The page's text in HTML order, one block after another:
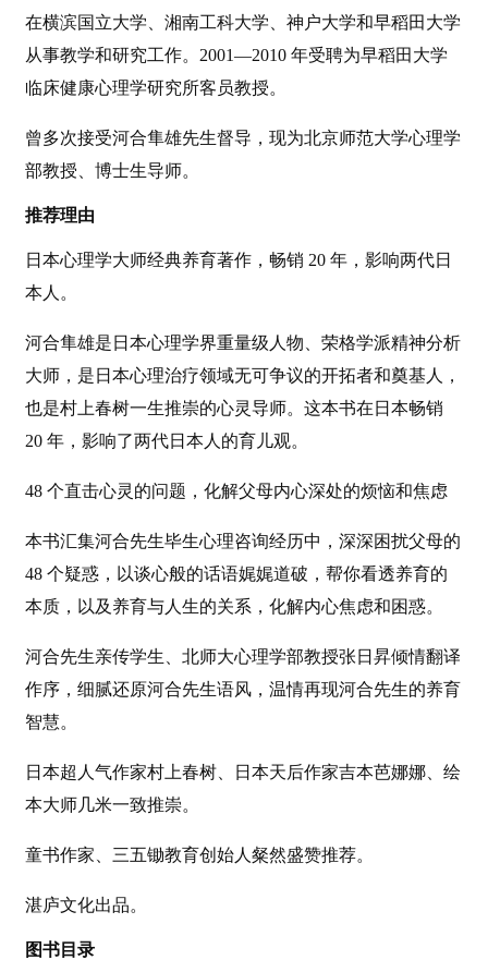
在横滨国立大学、湘南工科大学、神户大学和早稻田大学
从事教学和研究工作。2001—2010 年受聘为早稻田大学
临床健康心理学研究所客员教授。
曾多次接受河合隼雄先生督导，现为北京师范大学心理学
部教授、博士生导师。
推荐理由
日本心理学大师经典养育著作，畅销 20 年，影响两代日
本人。
河合隼雄是日本心理学界重量级人物、荣格学派精神分析
大师，是日本心理治疗领域无可争议的开拓者和奠基人，
也是村上春树一生推崇的心灵导师。这本书在日本畅销
20 年，影响了两代日本人的育儿观。
48 个直击心灵的问题，化解父母内心深处的烦恼和焦虑
本书汇集河合先生毕生心理咨询经历中，深深困扰父母的
48 个疑惑，以谈心般的话语娓娓道破，帮你看透养育的
本质，以及养育与人生的关系，化解内心焦虑和困惑。
河合先生亲传学生、北师大心理学部教授张日昇倾情翻译
作序，细腻还原河合先生语风，温情再现河合先生的养育
智慧。
日本超人气作家村上春树、日本天后作家吉本芭娜娜、绘
本大师几米一致推崇。
童书作家、三五锄教育创始人粲然盛赞推荐。
湛庐文化出品。
图书目录